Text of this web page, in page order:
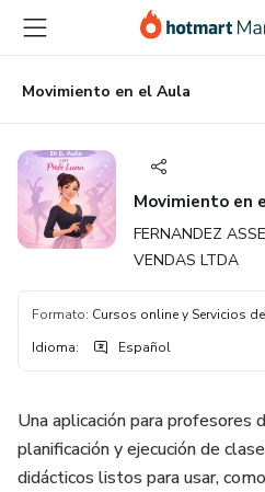
principal
página
de
página
Movimiento en el Aula
Movimiento en
FERNANDEZ
VENDAS LTDA
Formato: Cursos online y Servicios
Idioma: Español
Una aplicación para profesores
planificación y ejecución de
didácticos listos para usar,